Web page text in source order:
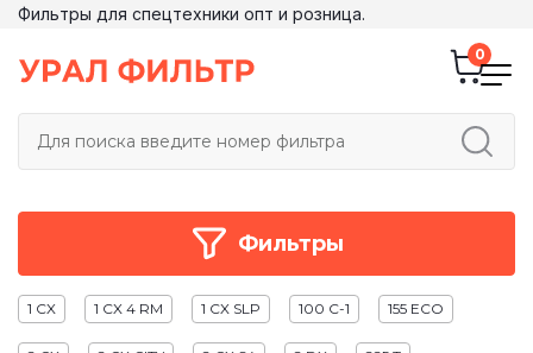
Фильтры для спецтехники опт и розница.
Фильтры
1 CX 1 CX 4 RM 1 CX SLP 100 C-1 155 ECO